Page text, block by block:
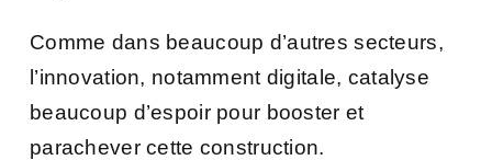
Comme dans beaucoup d’autres secteurs,
l’innovation, notamment digitale, catalyse
beaucoup d’espoir pour booster et
parachever cette construction.